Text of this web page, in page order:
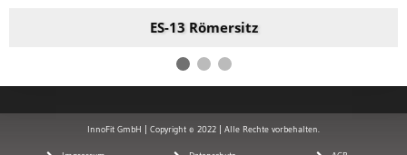
ES-13 Römersitz
InnoFit GmbH | Copyright © 2022 | Alle Rechte vorbehalten.